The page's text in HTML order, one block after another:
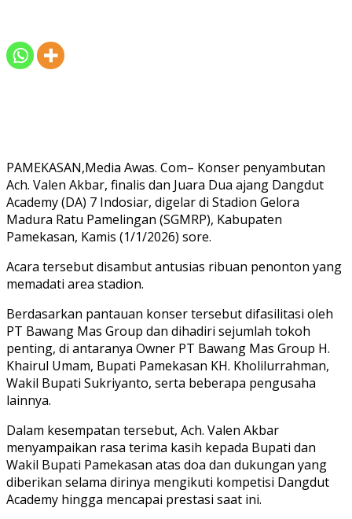
PAMEKASAN,Media Awas. Com– Konser penyambutan
Ach. Valen Akbar, finalis dan Juara Dua ajang Dangdut
Academy (DA) 7 Indosiar, digelar di Stadion Gelora
Madura Ratu Pamelingan (SGMRP), Kabupaten
Pamekasan, Kamis (1/1/2026) sore.
Acara tersebut disambut antusias ribuan penonton yang
memadati area stadion.
Berdasarkan pantauan konser tersebut difasilitasi oleh
PT Bawang Mas Group dan dihadiri sejumlah tokoh
penting, di antaranya Owner PT Bawang Mas Group H.
Khairul Umam, Bupati Pamekasan KH. Kholilurrahman,
Wakil Bupati Sukriyanto, serta beberapa pengusaha
lainnya.
Dalam kesempatan tersebut, Ach. Valen Akbar
menyampaikan rasa terima kasih kepada Bupati dan
Wakil Bupati Pamekasan atas doa dan dukungan yang
diberikan selama dirinya mengikuti kompetisi Dangdut
Academy hingga mencapai prestasi saat ini.